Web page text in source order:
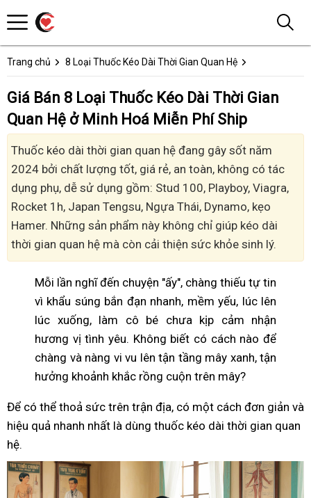
Trang chủ 8 Loại Thuốc Kéo Dài Thời Gian Quan Hệ
Giá Bán 8 Loại Thuốc Kéo Dài Thời Gian
Quan Hệ ở Minh Hoá Miễn Phí Ship
Thuốc kéo dài thời gian quan hệ đang gây sốt năm
2024 bởi chất lượng tốt, giá rẻ, an toàn, không có tác
dụng phụ, dễ sử dụng gồm: Stud 100, Playboy, Viagra,
Rocket 1h, Japan Tengsu, Ngựa Thái, Dynamo, kẹo
Hamer. Những sản phẩm này không chỉ giúp kéo dài
thời gian quan hệ mà còn cải thiện sức khỏe sinh lý.
Mỗi lần nghĩ đến chuyện "ấy", chàng thiếu tự tin
vì khẩu súng bắn đạn nhanh, mềm yếu, lúc lên
lúc xuống, làm cô bé chưa kịp cảm nhận
hương vị tình yêu. Không biết có cách nào để
chàng và nàng vi vu lên tận tầng mây xanh, tận
hưởng khoảnh khắc rồng cuộn trên mây?
Để có thể thoả sức trên trận địa, có một cách đơn giản và
hiệu quả nhanh nhất là dùng thuốc kéo dài thời gian quan
hệ.